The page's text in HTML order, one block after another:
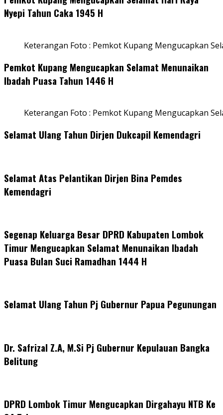
Nyepi Tahun Caka 1945 H
Keterangan Foto : Pemkot Kupang Mengucapkan
Pemkot Kupang Mengucapkan Selamat Menunaikan
Ibadah Puasa Tahun 1446 H
Keterangan Foto : Pemkot Kupang Mengucapkan
Selamat Ulang Tahun Dirjen Dukcapil Kemendagri
Selamat Atas Pelantikan Dirjen Bina Pemdes
Kemendagri
Segenap Keluarga Besar DPRD Kabupaten Lombok
Timur Mengucapkan Selamat Menunaikan Ibadah
Puasa Bulan Suci Ramadhan 1444 H
Selamat Ulang Tahun Pj Gubernur Papua Pegunungan
Dr. Safrizal Z.A, M.Si Pj Gubernur Kepulauan Bangka
Belitung
DPRD Lombok Timur Mengucapkan Dirgahayu NTB Ke